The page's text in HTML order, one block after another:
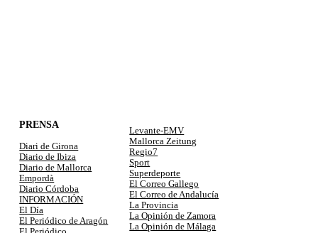
PRENSA
Diari de Girona
Diario de Ibiza
Diario de Mallorca
Empordà
Diario Córdoba
INFORMACIÓN
El Día
El Periódico de Aragón
Levante-EMV
Mallorca Zeitung
Regio7
Sport
Superdeporte
El Correo Gallego
El Correo de Andalucía
La Provincia
La Opinión de Zamora
La Opinión de Málaga